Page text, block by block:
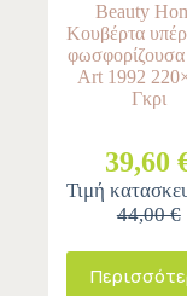
Beauty
Κουβέρτα
Art 1992
Γκρι
39,60
Τιμή
44,00 €